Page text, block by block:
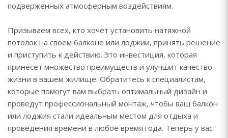
подверженных атмосферным воздействиям.
Призываем всех, кто хочет установить натяжной
потолок на своем балконе или лоджии, принять решение
и приступить к действию. Это инвестиция, которая
принесет множество преимуществ и улучшит качество
жизни в вашем жилище. Обратитесь к специалистам,
которые помогут вам выбрать оптимальный дизайн и
проведут профессиональный монтаж, чтобы ваш балкон
или лоджия стали идеальным местом для отдыха и
проведения времени в любое время года. Теперь у вас